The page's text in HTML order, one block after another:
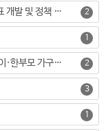
UN 지속가능발전 목표에 따른 ‘아이행복사회’지표 개발 및 정책 활용 방안 2
1
가구유형별 육아지원 요구와 정책방안 연구: 맞벌이·한부모 가구를 중심으로 2
3
1